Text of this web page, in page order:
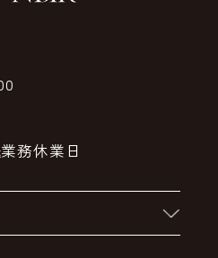
務休業日